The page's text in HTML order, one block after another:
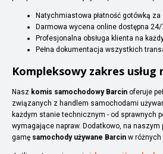
Natychmiastowa płatność gotówką
Darmowa wycena online dostępna 24/
Profesjonalna obsługa klienta na
Pełna dokumentacja wszystkich
Kompleksowy zakres
Nasz komis samochodowy Barcin oferuje
związanych z handlem samochodami
każdym stanie technicznym - od sprawnych
wymagające napraw. Dodatkowo, na
gamę samochody używane Barcin w różnych